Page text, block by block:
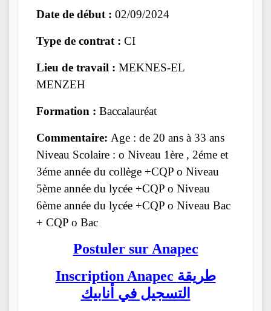
Date de début : 02/09/2024
Type de contrat : CI
Lieu de travail : MEKNES-EL
MENZEH
Formation : Baccalauréat
Commentaire: Age : de 20 ans à 33 ans
Niveau Scolaire : o Niveau 1ère , 2éme et
3éme année du collège +CQP o Niveau
5ème année du lycée +CQP o Niveau
6ème année du lycée +CQP o Niveau Bac
+ CQP o Bac
Postuler sur Anapec
Inscription Anapec طريقة
التسجيل في أنابيك